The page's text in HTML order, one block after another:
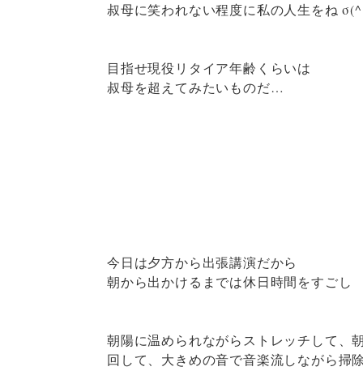
叔母に笑われない程度に私の人生をね
目指せ現役リタイア年齢くらいは
叔母を超えてみたいものだ…
今日は夕方から出張講演だから
朝から出かけるまでは休日時間をすごし
朝陽に温められながらストレッチして、
回して、大きめの音で音楽流しながら掃